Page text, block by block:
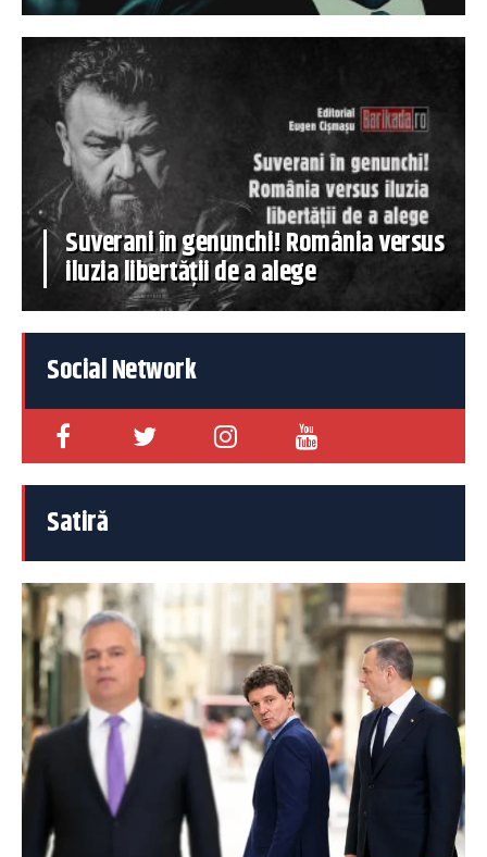
Suverani în genunchi! România versus
iluzia libertății de a alege
Social Network
Satiră